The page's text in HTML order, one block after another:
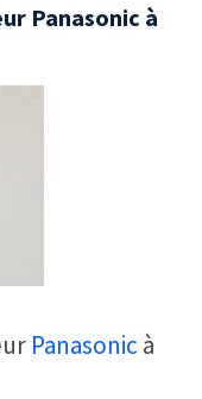
Panasonic à
Panasonic à